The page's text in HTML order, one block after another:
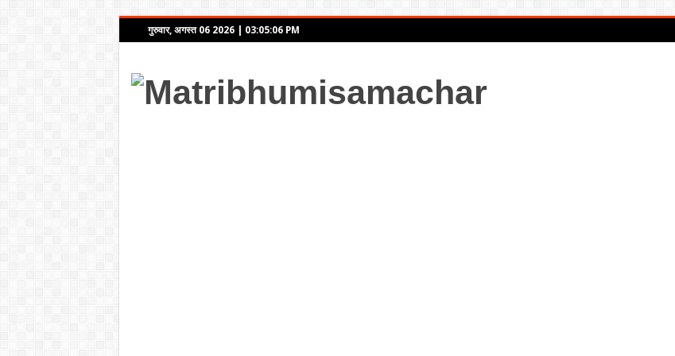
गुरुवार, अगस्त 06 2026 03:05:06 PM